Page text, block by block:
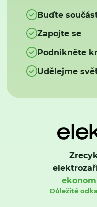
Buďte
Zapojte se
Podnikněte
Udělejme
Důležité